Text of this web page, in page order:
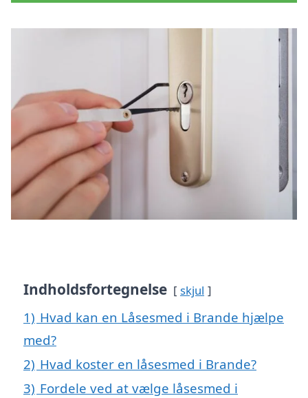
Indholdsfortegnelse skjul
1) Hvad kan en Låsesmed i Brande hjælpe
med?
2) Hvad koster en låsesmed i Brande?
3) Fordele ved at vælge låsesmed i